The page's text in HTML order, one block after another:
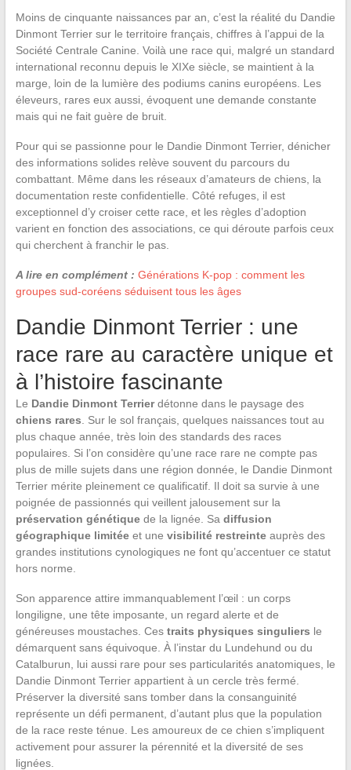
Moins de cinquante naissances par an, c’est la réalité du Dandie
Dinmont Terrier sur le territoire français, chiffres à l’appui de la
Société Centrale Canine. Voilà une race qui, malgré un standard
international reconnu depuis le XIXe siècle, se maintient à la
marge, loin de la lumière des podiums canins européens. Les
éleveurs, rares eux aussi, évoquent une demande constante
mais qui ne fait guère de bruit.
Pour qui se passionne pour le Dandie Dinmont Terrier, dénicher
des informations solides relève souvent du parcours du
combattant. Même dans les réseaux d’amateurs de chiens, la
documentation reste confidentielle. Côté refuges, il est
exceptionnel d’y croiser cette race, et les règles d’adoption
varient en fonction des associations, ce qui déroute parfois ceux
qui cherchent à franchir le pas.
A lire en complément : Générations K-pop : comment les
groupes sud-coréens séduisent tous les âges
Dandie Dinmont Terrier : une
race rare au caractère unique et
à l’histoire fascinante
Le Dandie Dinmont Terrierdétonne dans le paysage des
chiens rares . Sur le sol français, quelques naissances tout au
plus chaque année, très loin des standards des races
populaires. Si l’on considère qu’une race rare ne compte pas
plus de mille sujets dans une région donnée, le Dandie Dinmont
Terrier mérite pleinement ce qualificatif. Il doit sa survie à une
poignée de passionnés qui veillent jalousement sur la
préservation génétiquede la lignée. Sa diffusion
géographique limitéeet une visibilité restreinteauprès des
grandes institutions cynologiques ne font qu’accentuer ce statut
hors norme.
Son apparence attire immanquablement l’œil : un corps
longiligne, une tête imposante, un regard alerte et de
généreuses moustaches. Ces traits physiques singuliers le
démarquent sans équivoque. À l’instar du Lundehund ou du
Catalburun, lui aussi rare pour ses particularités anatomiques, le
Dandie Dinmont Terrier appartient à un cercle très fermé.
Préserver la diversité sans tomber dans la consanguinité
représente un défi permanent, d’autant plus que la population
de la race reste ténue. Les amoureux de ce chien s’impliquent
activement pour assurer la pérennité et la diversité de ses
lignées.